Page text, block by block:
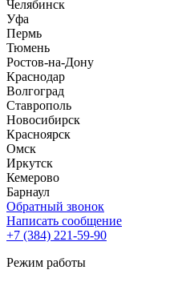
Челябинск
Уфа
Пермь
Тюмень
Ростов-на-Дону
Краснодар
Волгоград
Ставрополь
Новосибирск
Красноярск
Омск
Иркутск
Кемерово
Барнаул
Обратный звонок
Написать сообщение
+7 (384) 221-59-90
Режим работы